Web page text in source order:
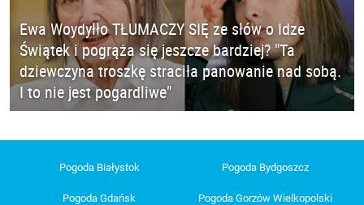
Ewa Woydyłło TŁUMACZY SIĘ ze słów o Idze
Świątek i pogrąża się jeszcze bardziej? "Ta
dziewczyna troszkę straciła panowanie nad sobą.
I to nie jest pogardliwe"
Pogoda Białystok Pogoda Bydgoszcz
Pogoda Gdańsk
Pogoda Gorzów Wielkopolski